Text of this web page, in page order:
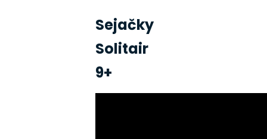
Sejačky
Solitair
9+